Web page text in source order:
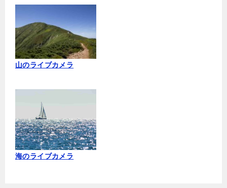
山のライブカメラ
海のライブカメラ